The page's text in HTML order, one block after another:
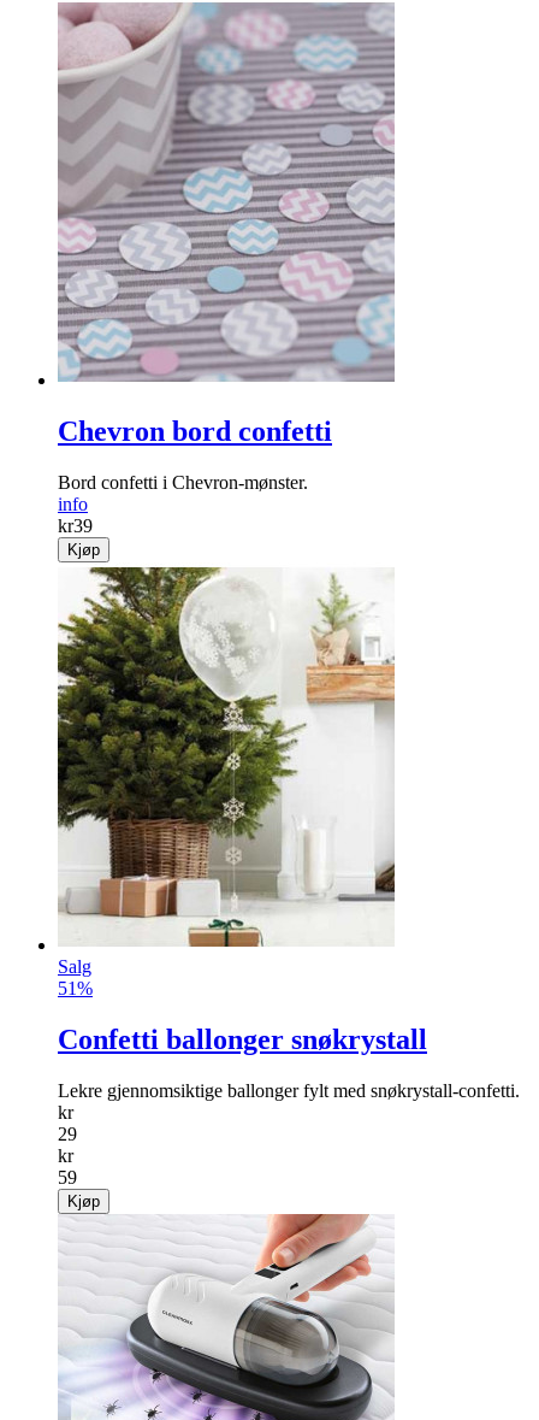
Chevron bord confetti
Bord confetti i Chevron-mønster.
info
kr39
Kjøp
Salg
51%
Confetti ballonger snøkrystall
Lekre gjennomsiktige ballonger fylt med snøkrystall-confetti.
kr
29
kr
59
Kjøp